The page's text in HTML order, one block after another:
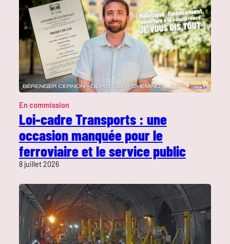
En commission
Loi-cadre Transports : une
occasion manquée pour le
ferroviaire et le service public
8 juillet 2026